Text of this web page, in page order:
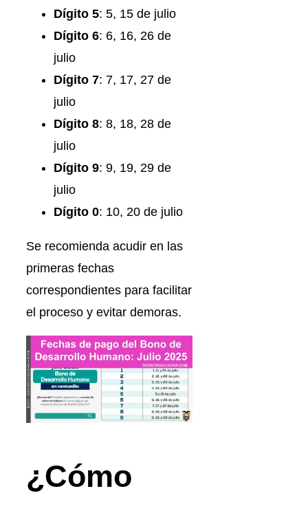
Dígito 5: 5, 15 de julio
Dígito 6: 6, 16, 26 de
julio
Dígito 7: 7, 17, 27 de
julio
Dígito 8: 8, 18, 28 de
julio
Dígito 9: 9, 19, 29 de
julio
Dígito 0: 10, 20 de julio
Se recomienda acudir en las
primeras fechas
correspondientes para facilitar
el proceso y evitar demoras.
¿Cómo